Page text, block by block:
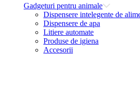
Gadgeturi pentru animale
Dispensere intelegente de
Dispensere de apa
Litiere automate
Produse de igiena
Accesorii